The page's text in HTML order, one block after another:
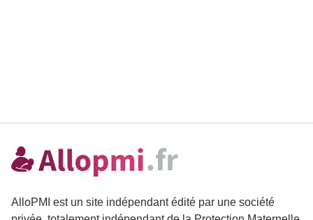
AlloPMI est un site indépendant édité par une société